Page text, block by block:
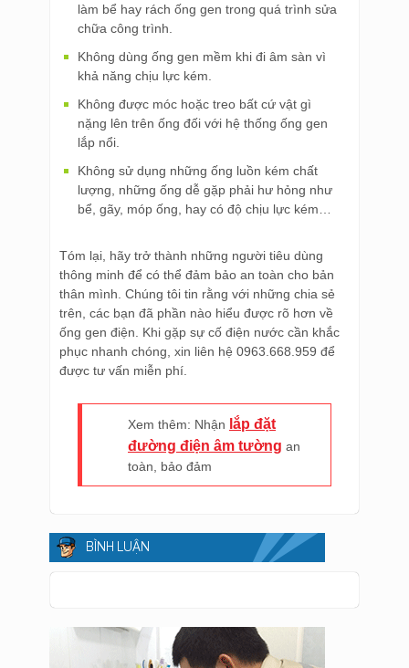
làm bể hay rách ống gen trong quá trình sửa
chữa công trình.
Không dùng ống gen mềm khi đi âm sàn vì
khả năng chịu lực kém.
Không được móc hoặc treo bất cứ vật gì
nặng lên trên ống đối với hệ thống ống gen
lắp nổi.
Không sử dụng những ống luồn kém chất
lượng, những ống dễ gặp phải hư hỏng như
bể, gãy, móp ống, hay có độ chịu lực kém…
Tóm lại, hãy trở thành những người tiêu dùng
thông minh để có thể đảm bảo an toàn cho bản
thân mình. Chúng tôi tin rằng với những chia sẻ
trên, các bạn đã phần nào hiểu được rõ hơn về
ống gen điện. Khi gặp sự cố điện nước cần khắc
phục nhanh chóng, xin liên hệ 0963.668.959 để
được tư vấn miễn phí.
Xem thêm: Nhận lắp đặt
đường điện âm tường an
toàn, bảo đảm
BÌNH LUẬN